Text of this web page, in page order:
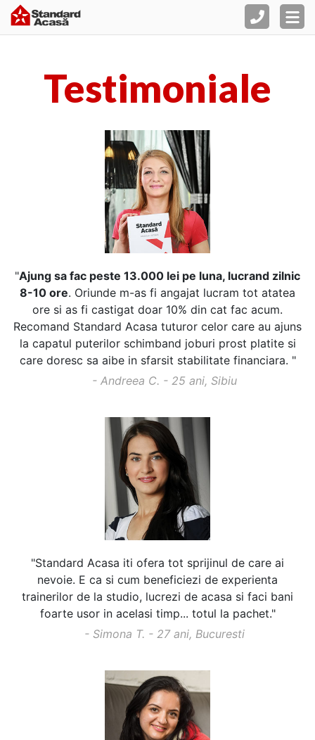
Testimoniale
"Ajung sa fac peste 13.000 lei pe luna, lucrand zilnic
8-10 ore. Oriunde m-as fi angajat lucram tot atatea
ore si as fi castigat doar 10% din cat fac acum.
Recomand Standard Acasa tuturor celor care au ajuns
la capatul puterilor schimband joburi prost platite si
care doresc sa aibe in sfarsit stabilitate financiara. "
- Andreea C. - 25 ani, Sibiu
"Standard Acasa iti ofera tot sprijinul de care ai
nevoie. E ca si cum beneficiezi de experienta
trainerilor de la studio, lucrezi de acasa si faci bani
foarte usor in acelasi timp... totul la pachet."
- Simona T. - 27 ani, Bucuresti